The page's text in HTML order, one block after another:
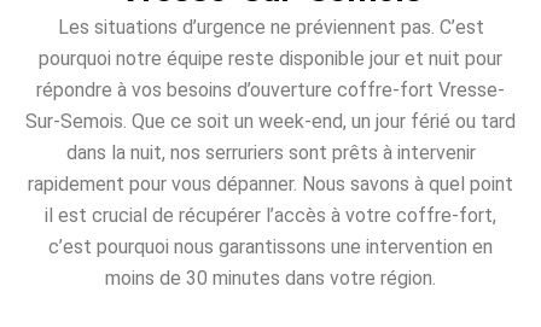
Les situations d’urgence ne préviennent pas. C’est
pourquoi notre équipe reste disponible jour et nuit pour
répondre à vos besoins d’ouverture coffre-fort Vresse-
Sur-Semois. Que ce soit un week-end, un jour férié ou tard
dans la nuit, nos serruriers sont prêts à intervenir
rapidement pour vous dépanner. Nous savons à quel point
il est crucial de récupérer l’accès à votre coffre-fort,
c’est pourquoi nous garantissons une intervention en
moins de 30 minutes dans votre région.